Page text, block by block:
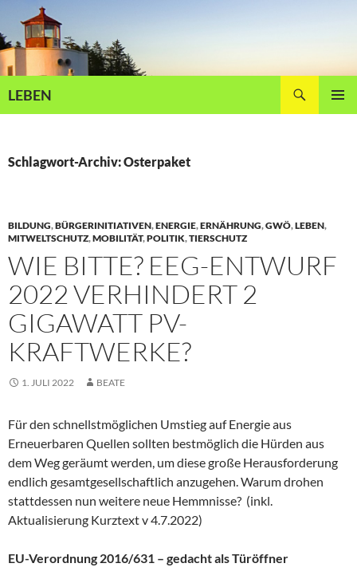
Inhalt
springen
LEBEN
Schlagwort-Archiv: Osterpaket
BILDUNG,BÜRGERINITIATIVEN,ENERGIE,ERNÄHRUNG,GWÖ,LEBEN,
MITWELTSCHUTZ,MOBILITÄT,POLITIK,TIERSCHUTZ
WIE BITTE? EEG-ENTWURF
2022 VERHINDERT 2
GIGAWATT PV-
KRAFTWERKE?
1. JULI 2022 BEATE
Für den schnellstmöglichen Umstieg auf Energie aus
Erneuerbaren Quellen sollten bestmöglich die Hürden aus
dem Weg geräumt werden, um diese große Herausforderung
endlich gesamtgesellschaftlich anzugehen. Warum drohen
stattdessen nun weitere neue Hemmnisse? (inkl.
Aktualisierung Kurztext v 4.7.2022)
EU-Verordnung 2016/631 – gedacht alsTüröffner